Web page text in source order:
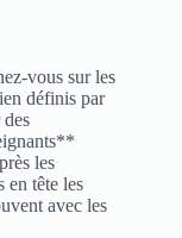
vous sur les
définis par
les
en tête les
avec les